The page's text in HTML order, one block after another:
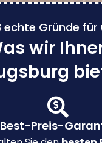
echte Gründe für
wir
Best-Preis-